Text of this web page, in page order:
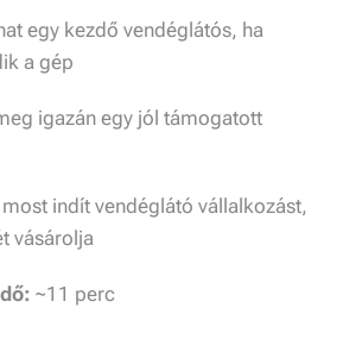
egy kezdő vendéglátós, ha
a gép
igazán egy jól támogatott
most indít vendéglátó vállalkozást,
vásárolja
~11 perc